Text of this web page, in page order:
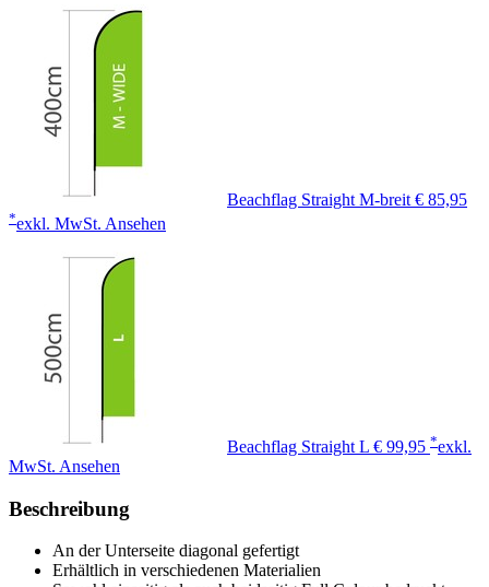
Beachflag Straight M-breit € 85,95
*exkl. MwSt. Ansehen
Beachflag Straight L € 99,95 *exkl.
MwSt. Ansehen
Beschreibung
An der Unterseite diagonal gefertigt
Erhältlich in verschiedenen Materialien